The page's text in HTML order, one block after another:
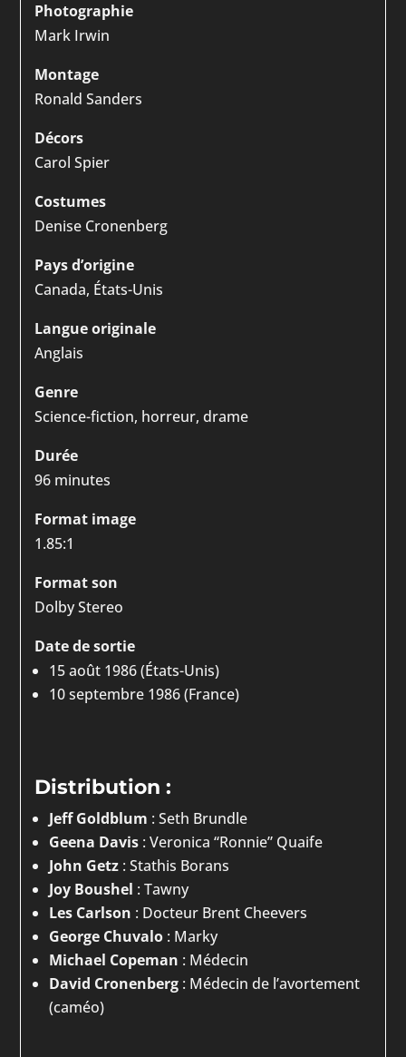
Photographie
Mark Irwin
Montage
Ronald Sanders
Décors
Carol Spier
Costumes
Denise Cronenberg
Pays d’origine
Canada, États-Unis
Langue originale
Anglais
Genre
Science-fiction, horreur, drame
Durée
96 minutes
Format image
1.85:1
Format son
Dolby Stereo
Date de sortie
15 août 1986 (États-Unis)
10 septembre 1986 (France)
Distribution :
Jeff Goldblum : Seth Brundle
Geena Davis : Veronica “Ronnie” Quaife
John Getz : Stathis Borans
Joy Boushel : Tawny
Les Carlson : Docteur Brent Cheevers
George Chuvalo : Marky
Michael Copeman : Médecin
David Cronenberg : Médecin de l’avortement
(caméo)